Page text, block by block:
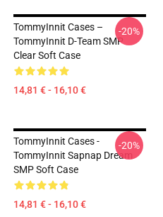
TommyInnit Cases –
TommyInnit D-Team SMP
Clear Soft Case
14,81 € - 16,10 €
-20%
TommyInnit Cases -
TommyInnit Sapnap Dream
SMP Soft Case
14,81 € - 16,10 €
-20%